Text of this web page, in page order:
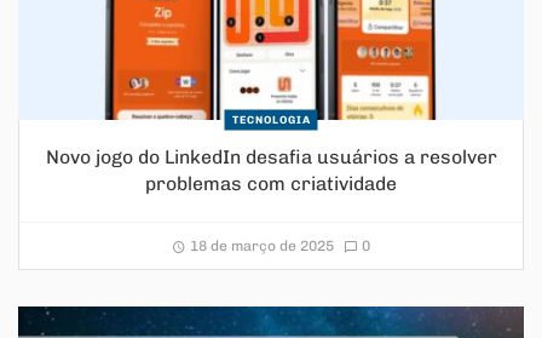
TECNOLOGIA
Novo jogo do LinkedIn desafia usuários a resolver
problemas com criatividade
18 de março de 2025 0